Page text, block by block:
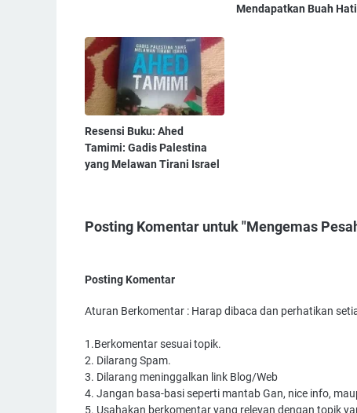
Mendapatkan Buah Hati
Resensi Buku: Ahed
Tamimi: Gadis Palestina
yang Melawan Tirani Israel
Posting Komentar untuk "Mengemas
Posting Komentar
Aturan Berkomentar : Harap dibaca dan perhatikan
1.Berkomentar sesuai topik.
2. Dilarang Spam.
3. Dilarang meninggalkan link Blog/Web
4. Jangan basa-basi seperti mantab Gan, nice info,
5. Usahakan berkomentar yang relevan dengan topik